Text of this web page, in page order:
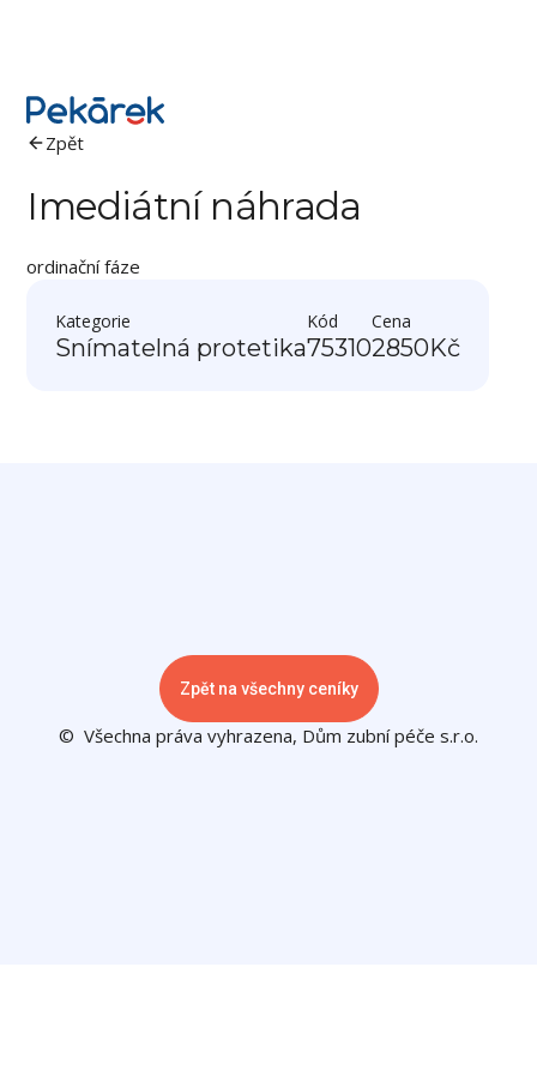
Zpět
Imediátní náhrada
ordinační fáze
Kategorie
Snímatelná protetika
Kód
75310
Cena
2850Kč
Zpět na všechny ceníky
© Všechna práva vyhrazena, Dům zubní péče s.r.o.